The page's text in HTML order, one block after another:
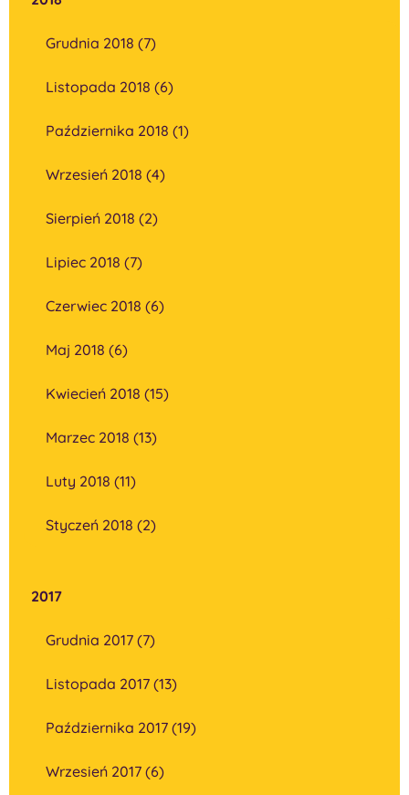
Grudnia 2018 (7)
Listopada 2018 (6)
Października 2018 (1)
Wrzesień 2018 (4)
Sierpień 2018 (2)
Lipiec 2018 (7)
Czerwiec 2018 (6)
Maj 2018 (6)
Kwiecień 2018 (15)
Marzec 2018 (13)
Luty 2018 (11)
Styczeń 2018 (2)
2017
Grudnia 2017 (7)
Listopada 2017 (13)
Października 2017 (19)
Wrzesień 2017 (6)